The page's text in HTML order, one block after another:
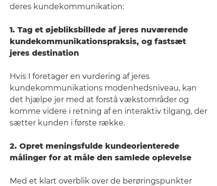
deres kundekommunikation:
1. Tag et øjebliksbillede af jeres nuværende
kundekommunikationspraksis, og fastsæt
jeres destination
Hvis I foretager en vurdering af jeres
kundekommunikations modenhedsniveau, kan
det hjælpe jer med at forstå vækstområder og
komme videre i retning af en interaktiv tilgang, der
sætter kunden i første række.
2. Opret meningsfulde kundeorienterede
målinger for at måle den samlede oplevelse
Med et klart overblik over de berøringspunkter